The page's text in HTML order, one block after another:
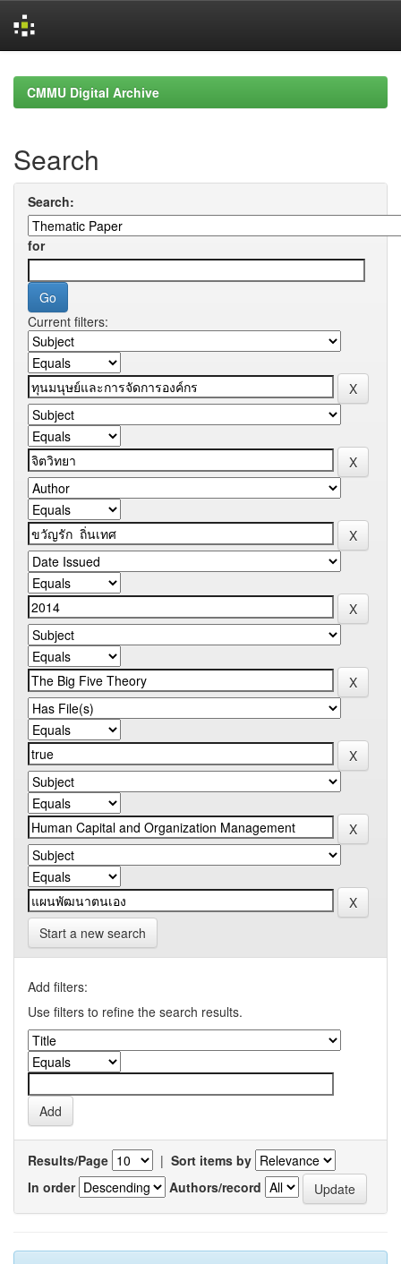
navigationCMMU Digital Archive
Search
Search:
for
Current filters:
Start a new search
Add filters:
Use filters to refine the search results.
Results/Page | Sort items by
In order
Authors/record